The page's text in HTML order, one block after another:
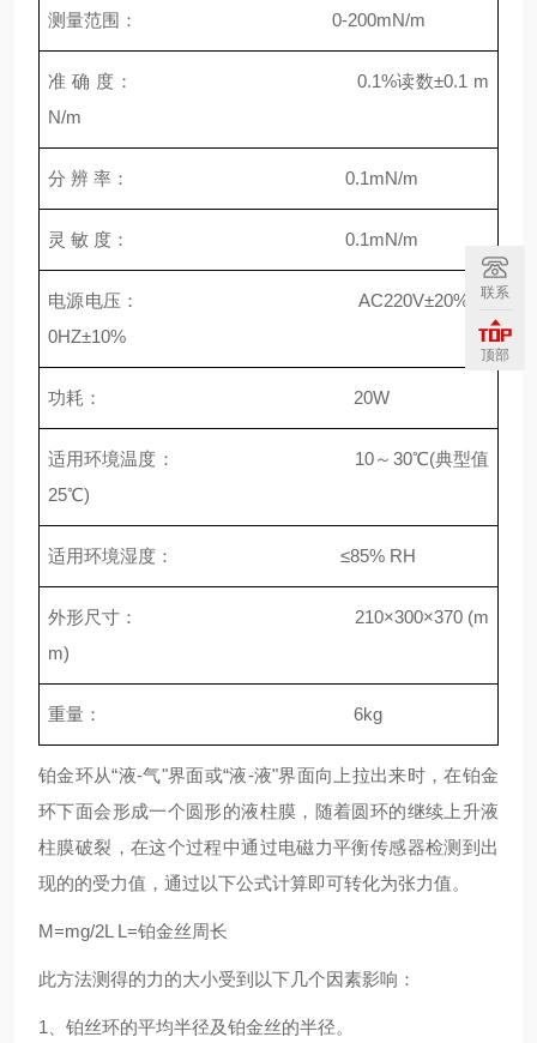
测量范围： 0-200mN/m
准 确 度： 0.1%读数±0.1 m
N/m
分 辨 率： 0.1mN/m
灵 敏 度： 0.1mN/m
电源电压： AC220V±20% 5
0HZ±10%
功耗： 20W
适用环境温度： 10～30℃(典型值
25℃)
适用环境湿度： ≤85% RH
外形尺寸： 210×300×370 (m
m)
重量： 6kg
铂金环从“液-气"界面或“液-液"界面向上拉出来时，在铂金
环下面会形成一个圆形的液柱膜，随着圆环的继续上升液
柱膜破裂，在这个过程中通过电磁力平衡传感器检测到出
现的的受力值，通过以下公式计算即可转化为张力值。
M=mg/2L L=铂金丝周长
此方法测得的力的大小受到以下几个因素影响：
1、铂丝环的平均半径及铂金丝的半径。
联系
顶部